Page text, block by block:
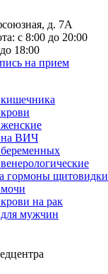
д. 7А
с 8:00 до 20:00
18:00
на прием
на ВИЧ
гормоны щитовидки
на рак
мужчин